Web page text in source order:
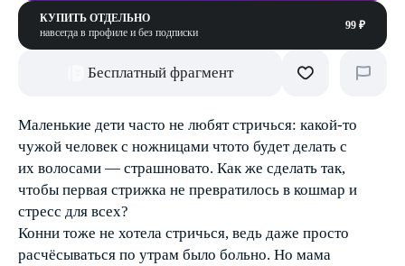
КУПИТЬ ОТДЕЛЬНО
навсегда в профиле и без подписки
99 ₽
Бесплатный фрагмент
Маленькие дети часто не любят стричься: какой-то
чужой человек с ножницами чтото будет делать с
их волосами — страшновато. Как же сделать так,
чтобы первая стрижка не превратилось в кошмар и
стресс для всех?
Конни тоже не хотела стричься, ведь даже просто
расчёсываться по утрам было больно. Но мама